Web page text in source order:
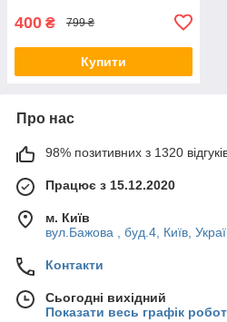
400 ₴ 799 ₴
Купити
Про нас
98% позитивних з 1320
Працює з 15.12.2020
м. Київ
вул.Бажова , буд.4, Київ,
Контакти
Сьогодні вихідний
Показати весь графік